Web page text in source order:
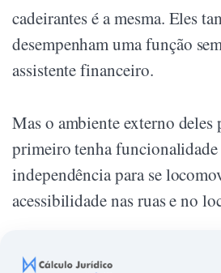
cadeirantes é a mesma. Eles
desempenham uma função
assistente financeiro.
Mas o ambiente externo deles
primeiro tenha
independência para se
acessibilidade nas ruas e no
Já o segundo, sempre vai